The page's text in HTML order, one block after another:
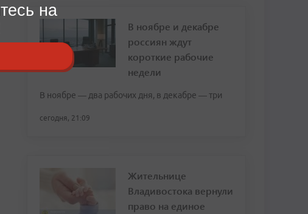
В ноябре и декабре
россиян ждут
короткие рабочие
недели
В ноябре — два рабочих дня, в декабре — три
сегодня, 21:09
Жительнице
Владивостока вернули
право на единое
на